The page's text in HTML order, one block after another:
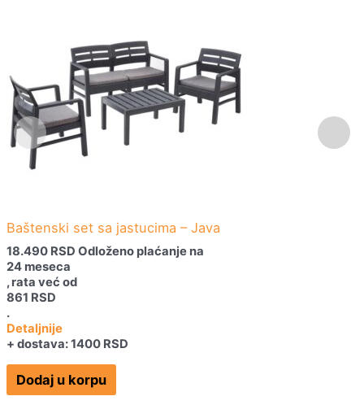
Baštenski set sa jastucima – Java
18.490 RSD Odloženo plaćanje na
24 meseca
, rata već od
861 RSD
.
Detaljnije
+ dostava: 1400 RSD
Dodaj u korpu